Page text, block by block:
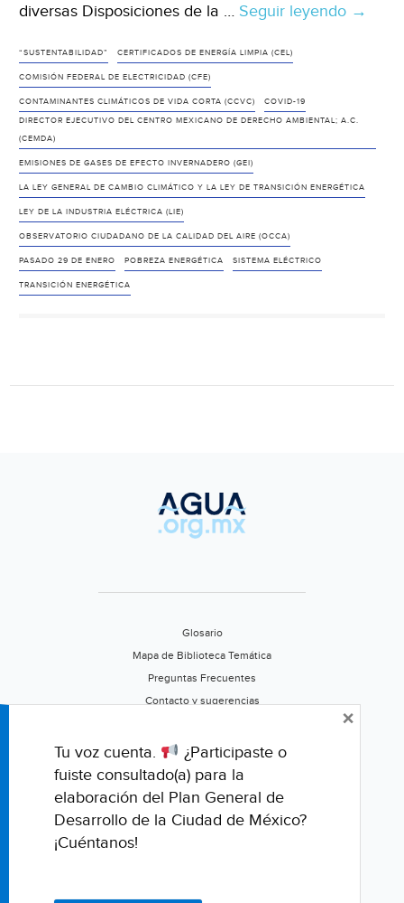
diversas Disposiciones de la … Seguir leyendo
de
→
“SUSTENTABILIDAD” CERTIFICADOS DE ENERGÍA LIMPIA (CEL)
COMISIÓN FEDERAL DE ELECTRICIDAD (CFE)
CONTAMINANTES CLIMÁTICOS DE VIDA CORTA (CCVC)
COVID-19
DIRECTOR EJECUTIVO DEL CENTRO MEXICANO DE DERECHO AMBIENTAL; A.C.
(CEMDA)
EMISIONES DE GASES DE EFECTO INVERNADERO (GEI)
LA LEY GENERAL DE CAMBIO CLIMÁTICO Y LA LEY DE TRANSICIÓN ENERGÉTICA
LEY DE LA INDUSTRIA ELÉCTRICA (LIE)
OBSERVATORIO CIUDADANO DE LA CALIDAD DEL AIRE (OCCA)
PASADO 29 DE ENERO POBREZA ENERGÉTICA SISTEMA ELÉCTRICO
TRANSICIÓN ENERGÉTICA
Glosario
Mapa de Biblioteca Temática
Preguntas Frecuentes
Contacto y sugerencias
Califica este portal
Tu voz cuenta.
¿Participaste o
fuiste consultado(a) para la
elaboración del Plan General de
Desarrollo de la Ciudad de México?
¡Cuéntanos!
×